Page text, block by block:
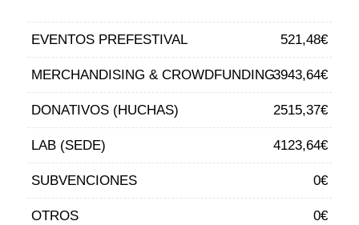
EVENTOS PREFESTIVAL 521,48€
MERCHANDISING & CROWDFUNDING3943,64€
DONATIVOS (HUCHAS) 2515,37€
LAB (SEDE) 4123,64€
SUBVENCIONES 0€
OTROS 0€